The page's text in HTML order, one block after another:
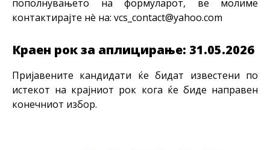
пополнувањето на формуларот, ве молиме
контактирајте нè на: vcs_contact@yahoo.com
Краен рок за аплицирање: 31.05.2026
Пријавените кандидати ќе бидат известени по
истекот на крајниот рок кога ќе биде направен
конечниот избор.